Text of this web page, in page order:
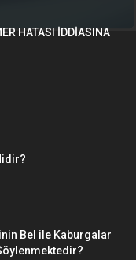
HATASI İDDİASINA
Bel ile Kaburgalar
Söylenmektedir?